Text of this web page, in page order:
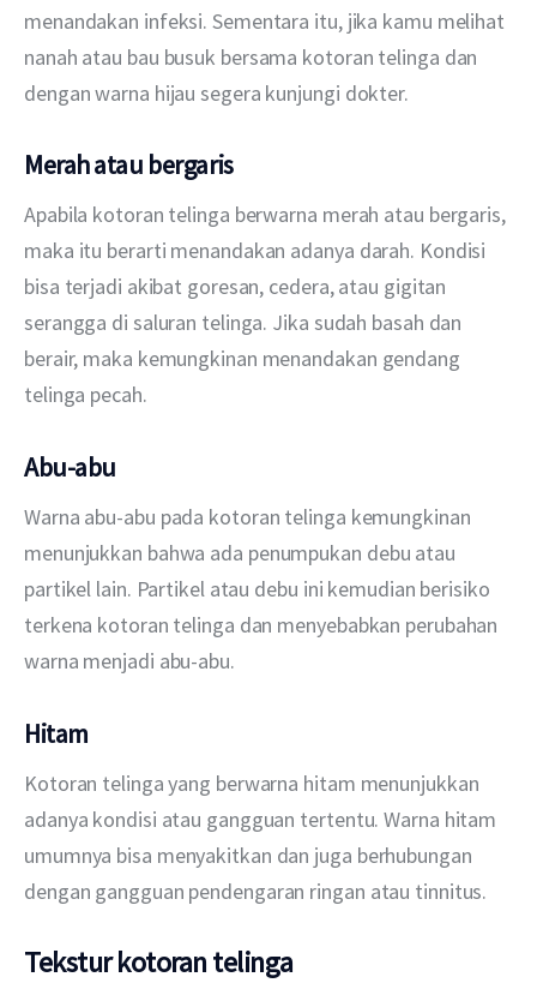
menandakan infeksi. Sementara itu, jika kamu melihat
nanah atau bau busuk bersama kotoran telinga dan
dengan warna hijau segera kunjungi dokter.
Merah atau bergaris
Apabila kotoran telinga berwarna merah atau bergaris,
maka itu berarti menandakan adanya darah. Kondisi
bisa terjadi akibat goresan, cedera, atau gigitan
serangga di saluran telinga. Jika sudah basah dan
berair, maka kemungkinan menandakan gendang
telinga pecah.
Abu-abu
Warna abu-abu pada kotoran telinga kemungkinan
menunjukkan bahwa ada penumpukan debu atau
partikel lain. Partikel atau debu ini kemudian berisiko
terkena kotoran telinga dan menyebabkan perubahan
warna menjadi abu-abu.
Hitam
Kotoran telinga yang berwarna hitam menunjukkan
adanya kondisi atau gangguan tertentu. Warna hitam
umumnya bisa menyakitkan dan juga berhubungan
dengan gangguan pendengaran ringan atau tinnitus.
Tekstur kotoran telinga